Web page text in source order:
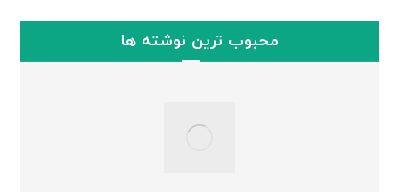
محبوب ترین نوشته ها